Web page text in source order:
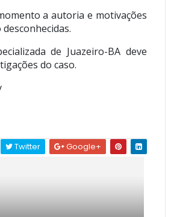
a autoria e motivações
de Juazeiro-BA deve
do caso.
Twitter Google+